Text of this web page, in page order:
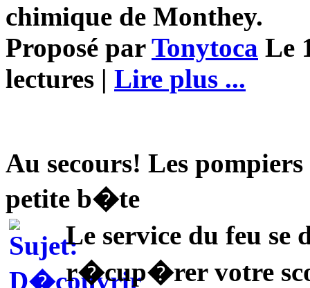
chimique de Monthey.
Proposé parTonytoca Le
lectures | Lire plus ...
Au secours! Les
petite b�te
Le service du feu
r�cup�rer votre